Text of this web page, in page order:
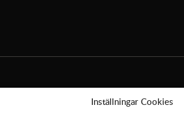
Inställningar Cookies